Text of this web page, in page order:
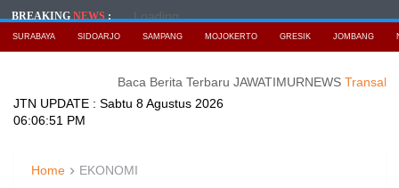
BREAKINGNEWS: Loading...
SURABAYA SIDOARJO SAMPANG MOJOKERTO GRESIK JOMBANG
Baca Berita Terbaru JAWATIMURNEWSTransaksi Kripto di
JTN UPDATE : Sabtu 8 Agustus 2026
06:06:53 PM
Home EKONOMI